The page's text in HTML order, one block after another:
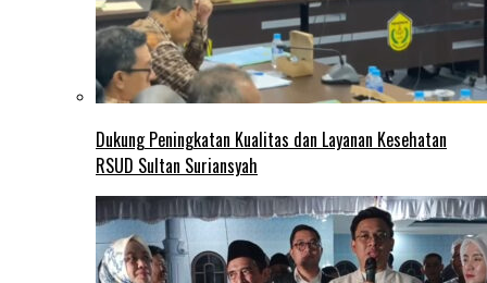
Dukung Peningkatan Kualitas dan Layanan Kesehatan
RSUD Sultan Suriansyah